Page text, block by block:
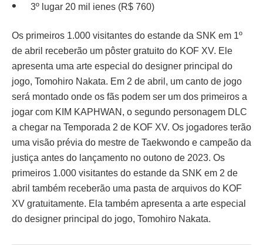
3º lugar 20 mil ienes (R$ 760)
Os primeiros 1.000 visitantes do estande da SNK em 1º
de abril receberão um pôster gratuito do KOF XV. Ele
apresenta uma arte especial do designer principal do
jogo, Tomohiro Nakata. Em 2 de abril, um canto de jogo
será montado onde os fãs podem ser um dos primeiros a
jogar com KIM KAPHWAN, o segundo personagem DLC
a chegar na Temporada 2 de KOF XV. Os jogadores terão
uma visão prévia do mestre de Taekwondo e campeão da
justiça antes do lançamento no outono de 2023. Os
primeiros 1.000 visitantes do estande da SNK em 2 de
abril também receberão uma pasta de arquivos do KOF
XV gratuitamente. Ela também apresenta a arte especial
do designer principal do jogo, Tomohiro Nakata.